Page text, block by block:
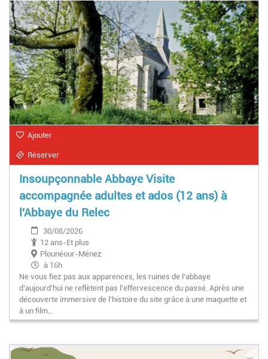
Ajouter
Réserver
Insoupçonnable Abbaye Visite
accompagnée adultes et ados (12 ans) à
l'Abbaye du Relec
30/08/2026
12 ans-Et plus
Plounéour-Ménez
à 16h
Ne vous fiez pas aux apparences, les ruines de l’abbaye
d’aujourd’hui ne reflètent pas l’effervescence du passé. Après une
découverte immersive de l’histoire du site grâce à une maquette et
à un film…